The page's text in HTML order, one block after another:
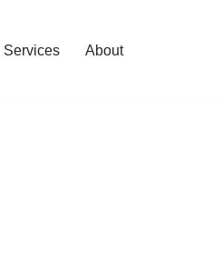
Services About